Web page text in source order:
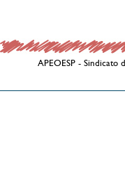
APEOESP - Sindicato